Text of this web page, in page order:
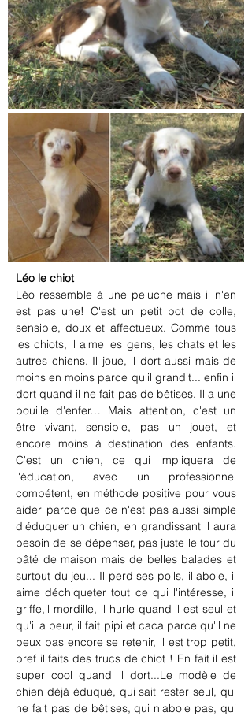
Léo le chiot
Léo ressemble à une peluche mais il n'en
est pas une! C'est un petit pot de colle,
sensible, doux et affectueux. Comme tous
les chiots, il aime les gens, les chats et les
autres chiens. Il joue, il dort aussi mais de
moins en moins parce qu'il grandit... enfin il
dort quand il ne fait pas de bêtises. Il a une
bouille d'enfer… Mais attention, c'est un
être vivant, sensible, pas un jouet, et
encore moins à destination des enfants.
C'est un chien, ce qui impliquera de
l'éducation, avec un professionnel
compétent, en méthode positive pour vous
aider parce que ce n'est pas aussi simple
d'éduquer un chien, en grandissant il aura
besoin de se dépenser, pas juste le tour du
pâté de maison mais de belles balades et
surtout du jeu... Il perd ses poils, il aboie, il
aime déchiqueter tout ce qui l'intéresse, il
griffe,il mordille, il hurle quand il est seul et
qu'il a peur, il fait pipi et caca parce qu'il ne
peux pas encore se retenir, il est trop petit,
bref il faits des trucs de chiot ! En fait il est
super cool quand il dort...Le modèle de
chien déjà éduqué, qui sait rester seul, qui
ne fait pas de bêtises, qui n'aboie pas, qui